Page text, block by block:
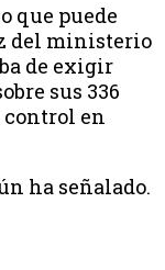
que puede
del ministerio
de exigir
sus 336
control en
ha señalado.